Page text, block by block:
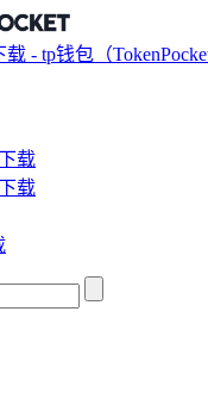
- tp钱包（
载
载